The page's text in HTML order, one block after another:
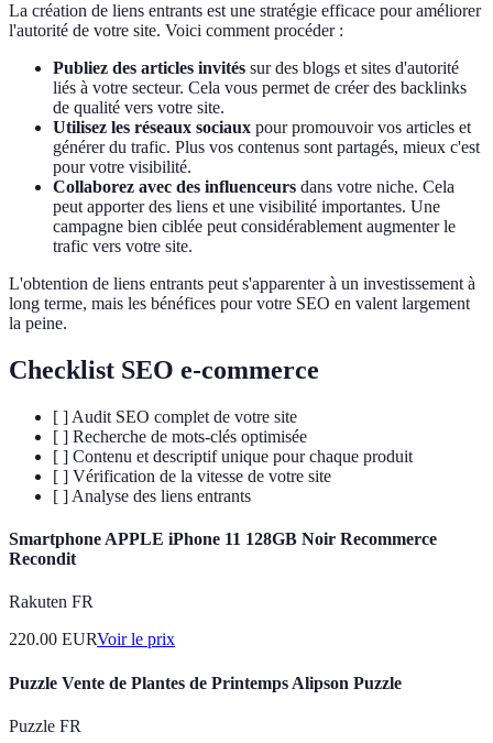
La création de liens entrants est une stratégie efficace pour améliorer
l'autorité de votre site. Voici comment procéder :
Publiez des articles invités sur des blogs et sites d'autorité
liés à votre secteur. Cela vous permet de créer des backlinks
de qualité vers votre site.
Utilisez les réseaux sociaux pour promouvoir vos articles et
générer du trafic. Plus vos contenus sont partagés, mieux c'est
pour votre visibilité.
Collaborez avec des influenceurs dans votre niche. Cela
peut apporter des liens et une visibilité importantes. Une
campagne bien ciblée peut considérablement augmenter le
trafic vers votre site.
L'obtention de liens entrants peut s'apparenter à un investissement à
long terme, mais les bénéfices pour votre SEO en valent largement
la peine.
Checklist SEO e-commerce
[ ] Audit SEO complet de votre site
[ ] Recherche de mots-clés optimisée
[ ] Contenu et descriptif unique pour chaque produit
[ ] Vérification de la vitesse de votre site
[ ] Analyse des liens entrants
Smartphone APPLE iPhone 11 128GB Noir Recommerce
Recondit
Rakuten FR
220.00 EURVoir le prix
Puzzle Vente de Plantes de Printemps Alipson Puzzle
Puzzle FR